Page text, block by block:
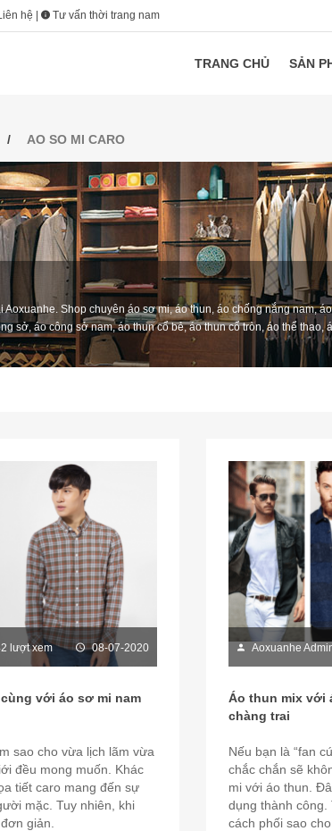
hệ Tư vấn thời trang nam
TRANG CHỦ SẢN
AO SO MI CARO
Aoxuanhe. Shop chuyên áo sơ mi, áo thun, áo chống nắng nam,
sở, áo công sở nam, áo thun cổ bẻ, áo thun cổ tròn, áo thể
lượt xem 08-07-2020
với áo sơ mi nam
sao cho vừa lịch lãm vừa
đều mong muốn. Khác
tiết caro mang đến sự
mặc. Tuy nhiên, khi
giản.
Aoxuanhe
Áo thun mix với
chàng trai
Nếu bạn là “fan
chắc chắn sẽ
mi với áo thun.
dụng thành công.
cách phối sao